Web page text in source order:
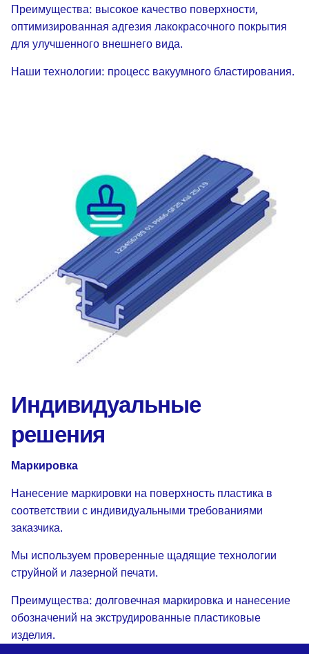
Преимущества: высокое качество поверхности,
оптимизированная адгезия лакокрасочного покрытия
для улучшенного внешнего вида.
Наши технологии: процесс вакуумного бластирования.
Индивидуальные
решения
Маркировка
Нанесение маркировки на поверхность пластика в
соответствии с индивидуальными требованиями
заказчика.
Мы используем проверенные щадящие технологии
струйной и лазерной печати.
Преимущества: долговечная маркировка и нанесение
обозначений на экструдированные пластиковые
изделия.